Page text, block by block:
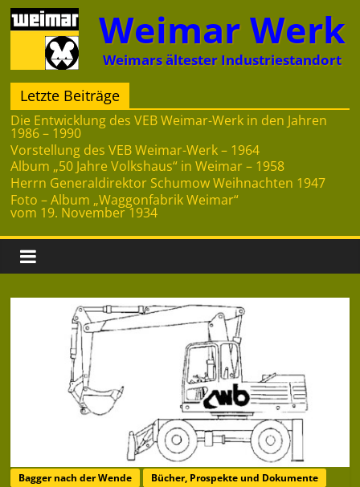
Zum
Inhalt
springen
Weimar Werk
Weimars ältester Industriestandort
Letzte Beiträge
Die Entwicklung des VEB Weimar-Werk in den Jahren
1986 – 1990
Vorstellung des VEB Weimar-Werk – 1964
Album „50 Jahre Volkshaus“ in Weimar – 1958
Herrn Generaldirektor Schumow Weihnachten 1947
Foto – Album „Waggonfabrik Weimar“
vom 19. November 1934
Bagger nach der Wende Bücher, Prospekte und Dokumente